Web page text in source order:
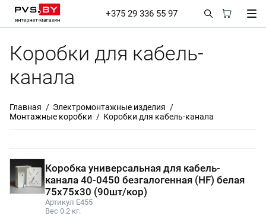
+375 29 336 55 97
Коробки для кабель-
канала
Главная
Электромонтажные изделия
Монтажные коробки
Коробки для кабель-канала
Коробка универсальная для кабель-
канала 40-0450 безгалогенная (HF) белая
75х75х30 (90шт/кор)
Артикул E455
Вес 0.2 кг.